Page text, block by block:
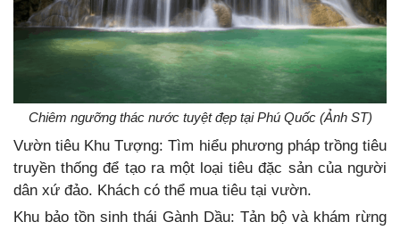
Chiêm ngưỡng thác nước tuyệt đẹp tại Phú Quốc (Ảnh ST)
Vườn tiêu Khu Tượng: Tìm hiểu phương pháp trồng tiêu
truyền thống để tạo ra một loại tiêu đặc sản của người
dân xứ đảo. Khách có thể mua tiêu tại vườn.
Khu bảo tồn sinh thái Gành Dầu: Tản bộ và khám rừng